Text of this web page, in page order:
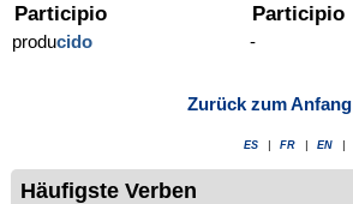
Participio
producido
Participio
-
Zurück zum Anfang
ES FR EN
Häufigste Verben